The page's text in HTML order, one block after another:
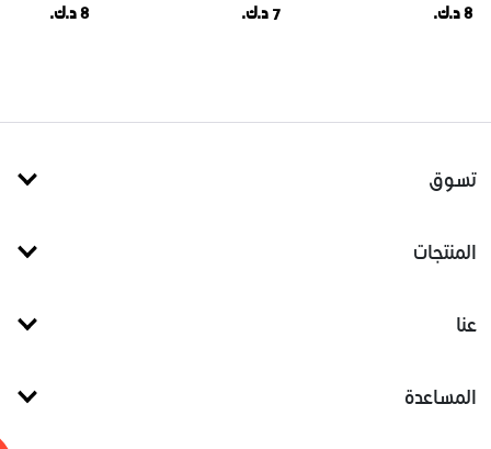
8 د.ك. 7 د.ك. 8 د.ك.
تسوق
المنتجات
عنا
المساعدة